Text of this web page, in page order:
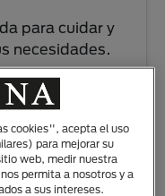
para cuidar y
necesidades.
cookies", acepta el uso
para mejorar su
web, medir nuestra
permita a nosotros y a
a sus intereses.